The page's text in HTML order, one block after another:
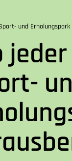
und Erholungspark